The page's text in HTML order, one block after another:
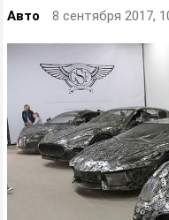
Авто 8 сентября 2017,